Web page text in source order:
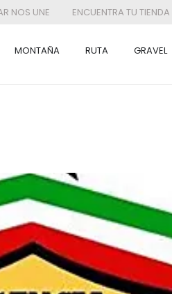
NOS UNE ENCUENTRA TU TIENDA
MONTAÑA RUTA GRAVEL